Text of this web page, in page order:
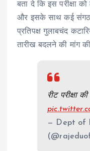
बता दे कि इस परीक्षा
और इसके साथ कई
प्रतिपक्ष गुलाबचंद
तारीख बदलने की मांग
रीट परीक्षा
— Dept of